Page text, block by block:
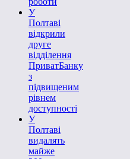
У
Полтаві
відкрили
друге
відділення
ПриватБанку
з
підвищеним
рівнем
доступності
У
Полтаві
видалять
майже